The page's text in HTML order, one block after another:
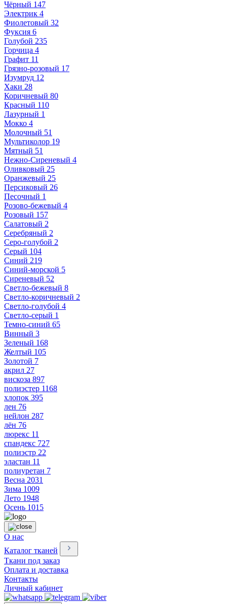
Чёрный 147
Электрик 4
Фиолетовый 32
Фуксия 6
Голубой 235
Горчица 4
Графит 11
Грязно-розовый 17
Изумруд 12
Хаки 28
Коричневый 80
Красный 110
Лазурный 1
Мокко 4
Молочный 51
Мультиколор 19
Мятный 51
Нежно-Сиреневый 4
Оливковый 25
Оранжевый 25
Персиковый 26
Песочный 1
Розово-бежевый 4
Розовый 157
Салатовый 2
Серебряный 2
Серо-голубой 2
Серый 104
Синий 219
Синий-морской 5
Сиреневый 52
Светло-бежевый 8
Светло-коричневый 2
Светло-голубой 4
Светло-серый 1
Темно-синий 65
Винный 3
Зеленый 168
Желтый 105
Золотой 7
акрил 27
вискоза 897
полиэстер 1168
хлопок 395
лен 76
нейлон 287
лён 76
люрекс 11
спандекс 727
полиэстр 22
эластан 11
полиуретан 7
Весна 2031
Зима 1009
Лето 1948
Осень 1015
О нас
Каталог тканей
Ткани под заказ
Оплата и доставка
Контакты
Личный кабинет